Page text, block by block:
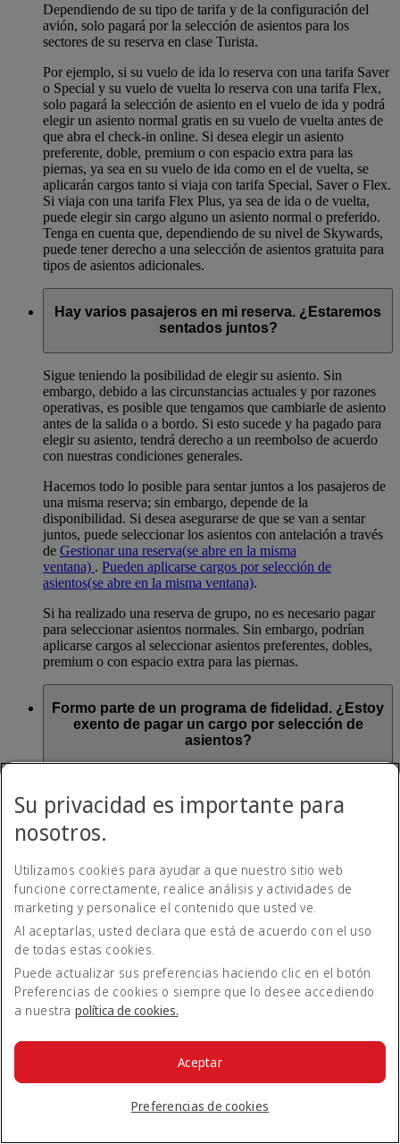
Dependiendo de su tipo de tarifa y de la configuración del
avión, solo pagará por la selección de asientos para los
sectores de su reserva en clase Turista.
Por ejemplo, si su vuelo de ida lo reserva con una tarifa Saver
o Special y su vuelo de vuelta lo reserva con una tarifa Flex,
solo pagará la selección de asiento en el vuelo de ida y podrá
elegir un asiento normal gratis en su vuelo de vuelta antes de
que abra el check-in online. Si desea elegir un asiento
preferente, doble, premium o con espacio extra para las
piernas, ya sea en su vuelo de ida como en el de vuelta, se
aplicarán cargos tanto si viaja con tarifa Special, Saver o Flex.
Si viaja con una tarifa Flex Plus, ya sea de ida o de vuelta,
puede elegir sin cargo alguno un asiento normal o preferido.
Tenga en cuenta que, dependiendo de su nivel de Skywards,
puede tener derecho a una selección de asientos gratuita para
tipos de asientos adicionales.
Hay varios pasajeros en mi reserva. ¿Estaremos
sentados juntos?
Sigue teniendo la posibilidad de elegir su asiento. Sin
embargo, debido a las circunstancias actuales y por razones
operativas, es posible que tengamos que cambiarle de asiento
antes de la salida o a bordo. Si esto sucede y ha pagado para
elegir su asiento, tendrá derecho a un reembolso de acuerdo
con nuestras condiciones generales.
Hacemos todo lo posible para sentar juntos a los pasajeros de
una misma reserva; sin embargo, depende de la
disponibilidad. Si desea asegurarse de que se van a sentar
juntos, puede seleccionar los asientos con antelación a través
de Gestionar una reserva(se abre en la misma
ventana) . Pueden aplicarse cargos por selección de
asientos(se abre en la misma ventana).
Si ha realizado una reserva de grupo, no es necesario pagar
para seleccionar asientos normales. Sin embargo, podrían
aplicarse cargos al seleccionar asientos preferentes, dobles,
premium o con espacio extra para las piernas.
Formo parte de un programa de fidelidad. ¿Estoy
exento de pagar un cargo por selección de
asientos?
viajeros frecuentes de Qantas disfrutan de diferentes
beneficios de selección de asientos en función de su nivel.
Consulte nuestra página de selección de asientos para más
No puede canjear ni ganar millas Skywards ni puntos
Business Rewards por la selección de asientos que haya
pagado. Consulte nuestras preguntas frecuentes de Emirates
Skywards para obtener más información acerca de ganar y
canjear millas Skywards.
Esto es aplicable a todas las tarifas a las que se aplique cargos
por selección de asientos.
No hay previstas excepciones para los miembros de Emirates
Business Rewards, los vuelos Classic Rewards o
¿Tengo que pagar la selección de asientos para
Su privacidad es importante para
nosotros.
Utilizamos cookies para ayudar a que nuestro sitio web
funcione correctamente, realice análisis y actividades de
marketing y personalice el contenido que usted ve.
Al aceptarlas, usted declara que está de acuerdo con el uso
de todas estas cookies.
Puede actualizar sus preferencias haciendo clic en el botón
Preferencias de cookies o siempre que lo desee accediendo
a nuestra política de cookies.
Preferencias de cookies
Aceptar